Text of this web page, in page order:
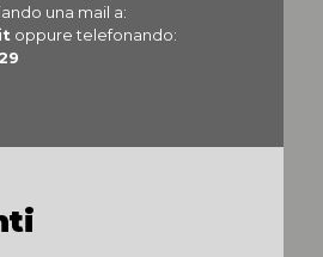
una mail a:
oppure telefonando: